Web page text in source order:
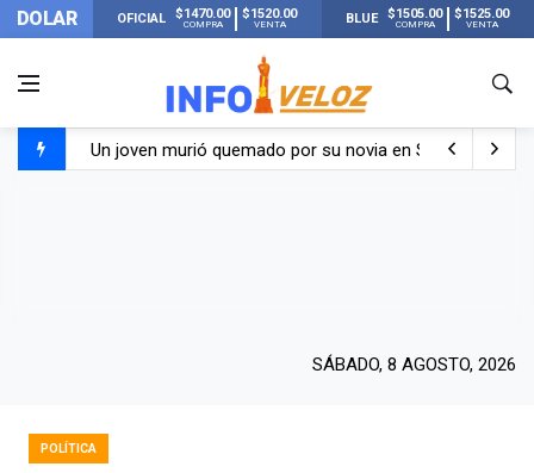
DOLAR OFICIAL $1470.00
COMPRA
$1520.00
VENTA BLUE $1505.00
COMPRA
$1525.00
VENTA
Un joven murió quemado por su novia en San Luis:
SÁBADO, 8 AGOSTO, 2026
POLÍTICA